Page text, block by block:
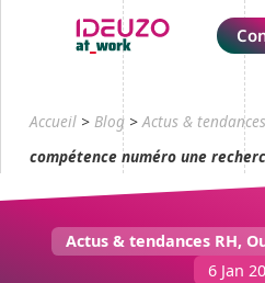
Accueil > Blog >Actus &
compétence numéro une
Actus & tendances RH,
6 Jan